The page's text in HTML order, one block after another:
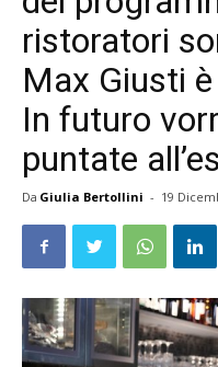
ristoratori
Max Giusti
In futuro
puntate
Da Giulia Bertollini - 19